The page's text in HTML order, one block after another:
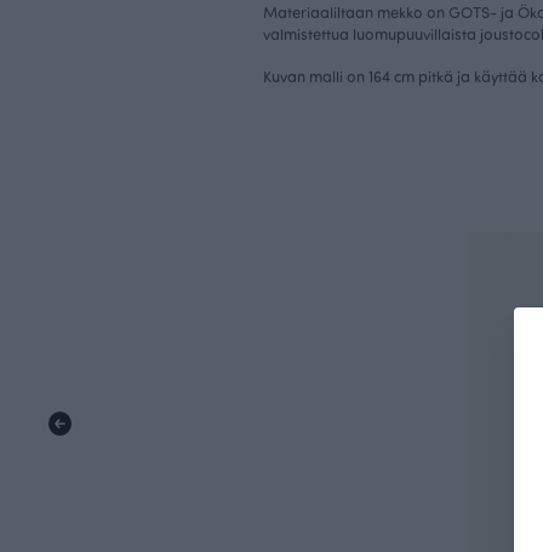
Materiaaliltaan mekko on GOTS- ja
valmistettua luomupuuvillaista
Kuvan malli on 164 cm pitkä ja käyttää